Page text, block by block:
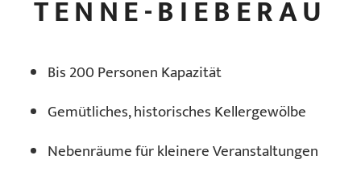
TENNE-BIEBERAU
Bis 200 Personen Kapazität
Gemütliches, historisches Kellergewölbe
Nebenräume für kleinere Veranstaltungen